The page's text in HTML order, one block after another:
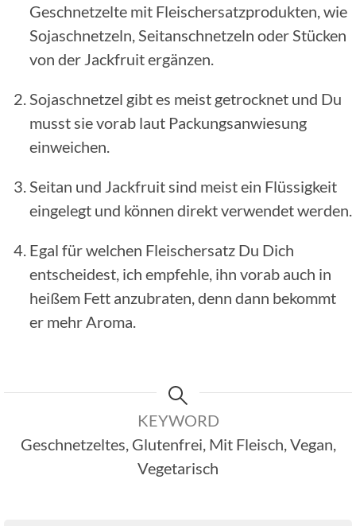
Geschnetzelte mit Fleischersatzprodukten, wie
Sojaschnetzeln, Seitanschnetzeln oder Stücken
von der Jackfruit ergänzen.
Sojaschnetzel gibt es meist getrocknet und Du
musst sie vorab laut Packungsanwiesung
einweichen.
Seitan und Jackfruit sind meist ein Flüssigkeit
eingelegt und können direkt verwendet werden.
Egal für welchen Fleischersatz Du Dich
entscheidest, ich empfehle, ihn vorab auch in
heißem Fett anzubraten, denn dann bekommt
er mehr Aroma.
KEYWORD
Geschnetzeltes, Glutenfrei, Mit Fleisch, Vegan,
Vegetarisch